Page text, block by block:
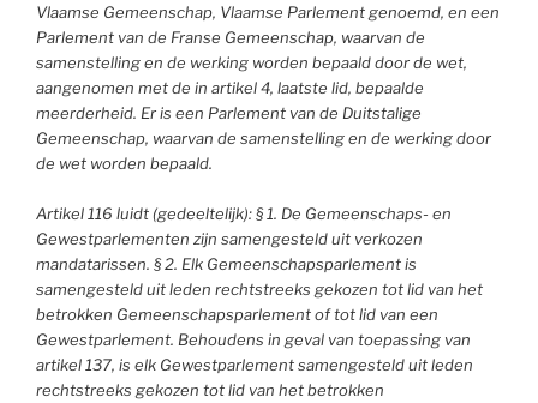
Vlaamse Gemeenschap, Vlaamse Parlement genoemd, en een
Parlement van de Franse Gemeenschap, waarvan de
samenstelling en de werking worden bepaald door de wet,
aangenomen met de in artikel 4, laatste lid, bepaalde
meerderheid. Er is een Parlement van de Duitstalige
Gemeenschap, waarvan de samenstelling en de werking door
de wet worden bepaald.
Artikel 116 luidt (gedeeltelijk): § 1. De Gemeenschaps- en
Gewestparlementen zijn samengesteld uit verkozen
mandatarissen. § 2. Elk Gemeenschapsparlement is
samengesteld uit leden rechtstreeks gekozen tot lid van het
betrokken Gemeenschapsparlement of tot lid van een
Gewestparlement. Behoudens in geval van toepassing van
artikel 137, is elk Gewestparlement samengesteld uit leden
rechtstreeks gekozen tot lid van het betrokken